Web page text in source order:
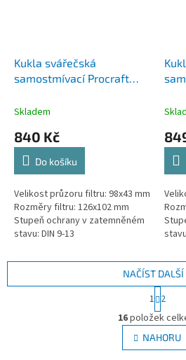
Kukla svářečská
samostmívací Procraft
800-B
Skladem
840 Kč
Do košíku
Velikost průzoru filtru: 98x43 mm
Rozměry filtru: 126х102 mm
Stupeň ochrany v zatemněném
stavu: DIN 9-13
O
v
l
á
NAČÍST
t
r
á
n
k
1 2
16položek
NAHORU